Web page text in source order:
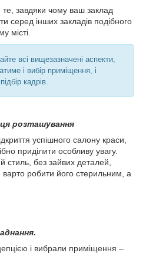
те, завдяки чому ваш заклад
серед інших закладів подібного
місті.
всі вищезазначені аспекти,
і вибір приміщення, і
кадрів.
розташування
успішного салону краси,
приділити особливу увагу.
стиль, без зайвих деталей,
варто робити його стерильним, а
і вибрали приміщення –